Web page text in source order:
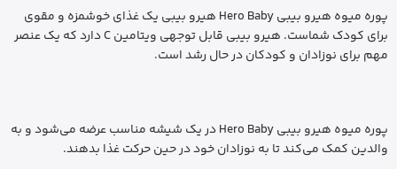
پوره میوه هیرو بیبی Hero Baby هیرو بیبی یک غذای خوشمزه و مقوی
برای کودک شماست. هیرو بیبی قابل توجهی ویتامین C دارد که یک عنصر
مهم برای نوزادان و کودکان در حال رشد است.
پوره میوه هیرو بیبی Hero Baby در یک شیشه مناسب عرضه می‌شود و به
والدین کمک می‌کند تا به نوزادان خود در حین حرکت غذا بدهند.